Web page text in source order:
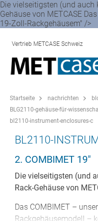
Die vielseitigsten (und
Gehäuse von METCASE
19-Zoll-Rackgehäusem" />
Vertrieb METCASE Schweiz
Startseite nachrichten
BLG2110-gehäuse-für-
bl2110-instrument-enclosures-c
BL2110-
2. COMBIMET 19"
Die vielseitigsten (und
Rack-Gehäuse von
Das COMBIMET –
Rackgehäusemodell –